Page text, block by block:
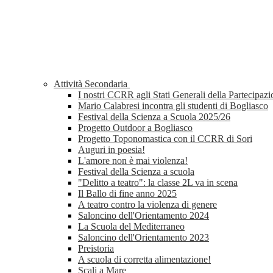
Attività Secondaria
I nostri CCRR agli Stati Generali della
Mario Calabresi incontra gli studenti di Bogliasco
Festival della Scienza a Scuola 2025/26
Progetto Outdoor a Bogliasco
Progetto Toponomastica con il CCRR di Sori
Auguri in poesia!
L'amore non è mai violenza!
Festival della Scienza a scuola
"Delitto a teatro": la classe 2L va in scena
Il Ballo di fine anno 2025
A teatro contro la violenza di genere
Saloncino dell'Orientamento 2024
La Scuola del Mediterraneo
Saloncino dell'Orientamento 2023
Preistoria
A scuola di corretta alimentazione!
Scali a Mare